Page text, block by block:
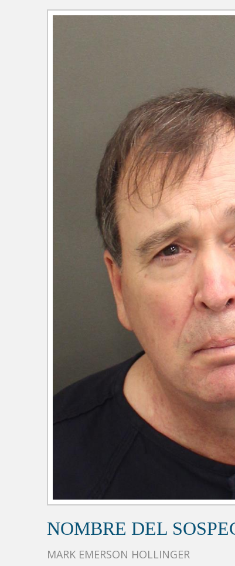
NOMBRE DEL
MARK EMERSON HOLLINGER